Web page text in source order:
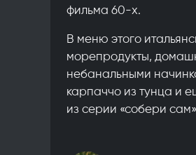
фильма 60-х.
В меню этого
морепродукты,
небанальными
карпаччо из тунца и
из серии «собери